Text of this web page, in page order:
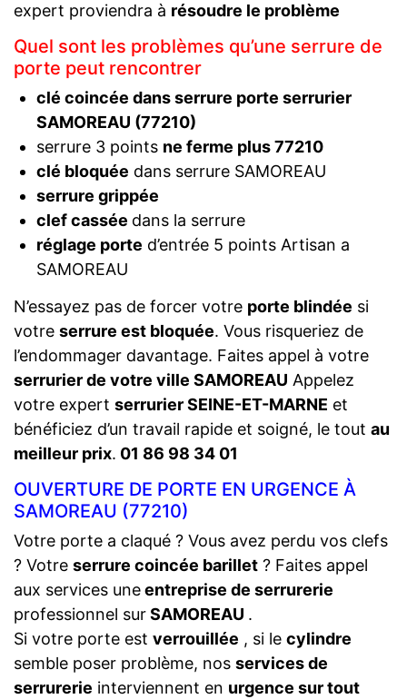
expert proviendra à résoudre le problème
Quel sont les problèmes qu’une serrure de
porte peut rencontrer
clé coincée dans serrure porte serrurier
SAMOREAU (77210)
serrure 3 points ne ferme plus 77210
clé bloquée dans serrure SAMOREAU
serrure grippée
clef cassée dans la serrure
réglage porte d’entrée 5 points Artisan a
SAMOREAU
N’essayez pas de forcer votre porte blindée si
votre serrure est bloquée. Vous risqueriez de
l’endommager davantage. Faites appel à votre
serrurier de votre ville SAMOREAU Appelez
votre expert serrurier SEINE-ET-MARNE et
bénéficiez d’un travail rapide et soigné, le tout au
meilleur prix. 01 86 98 34 01
OUVERTURE DE PORTE EN URGENCE À
SAMOREAU (77210)
Votre porte a claqué ? Vous avez perdu vos clefs
? Votre serrure coincée barillet ? Faites appel
aux services uneentreprise de serrurerie
professionnel surSAMOREAU .
Si votre porte est verrouillée , si le cylindre
semble poser problème, nos services de
serrurerie interviennent en urgence sur tout